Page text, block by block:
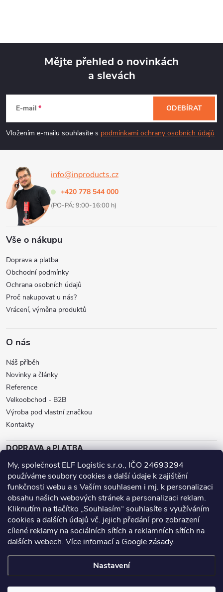
My, společnost ELF Logistic s.r.o., IČO 24693294
používáme soubory cookies a další údaje k zajištění
funkčnosti webu a s Vaším souhlasem i mj. k personalizaci
obsahu našich webových stránek a personalizaci reklam.
Kliknutím na tlačítko „Souhlasím“ souhlasíte s využíváním
cookies a dalších údajů vč. jejich předání pro zobrazení
cílené reklamy na sociálních sítích a reklamních sítích na
dalších webech. Více infomacía Google zásady.
Nastavení
p
a
Mějte přehled o novinkách
a slevách
E-mail
Vložením e-mailu souhlasíte s podmínkami ochrany osobních údajů
ODEBÍRAT
info@inproducts.cz
+420 778 544 000
(PO-PÁ: 9:00-16:00 h)
Vše o nákupu
Doprava a platba
Obchodní podmínky
Ochrana osobních údajů
Proč nakupovat u nás?
Vrácení, výměna produktů
O nás
Náš příběh
Novinky a články
Reference
Velkoobchod - B2B
Výroba pod vlastní značkou
Kontakty
DOPRAVA a PLATBA
ZÁSILKOVNA BALÍKOVNA GLS
DPD
Přijímáme online platby
Copyright 2026Inproducts. Všechna práva vyhrazena.